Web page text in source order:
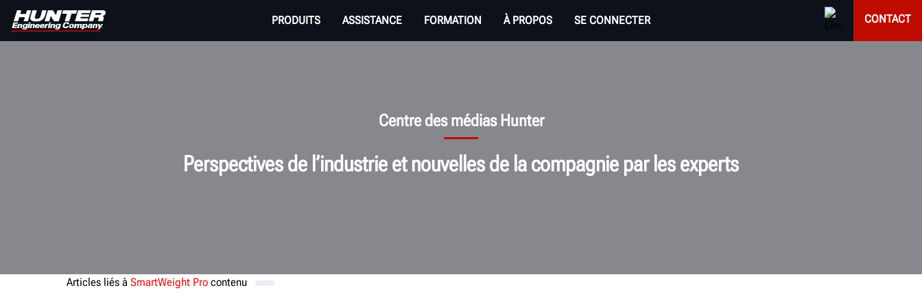
PRODUITS ASSISTANCE FORMATION À PROPOS SE CONNECTER CONTACT
Centre des médias Hunter
Perspectives de l’industrie et nouvelles de la compagnie par les experts
Articles liés à SmartWeight Pro contenu